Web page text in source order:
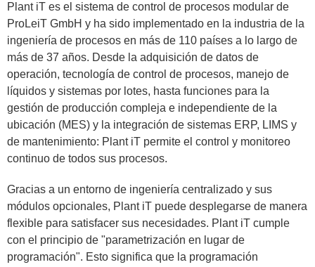
Plant iT es el sistema de control de procesos modular de
ProLeiT GmbH y ha sido implementado en la industria de la
ingeniería de procesos en más de 110 países a lo largo de
más de 37 años. Desde la adquisición de datos de
operación, tecnología de control de procesos, manejo de
líquidos y sistemas por lotes, hasta funciones para la
gestión de producción compleja e independiente de la
ubicación (MES) y la integración de sistemas ERP, LIMS y
de mantenimiento: Plant iT permite el control y monitoreo
continuo de todos sus procesos.
Gracias a un entorno de ingeniería centralizado y sus
módulos opcionales, Plant iT puede desplegarse de manera
flexible para satisfacer sus necesidades. Plant iT cumple
con el principio de "parametrización en lugar de
programación". Esto significa que la programación